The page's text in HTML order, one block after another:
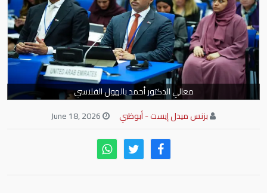
معالي الدكتور أحمد بالهول الفلاسي
بزنس ميدل إيست - أبوظبي